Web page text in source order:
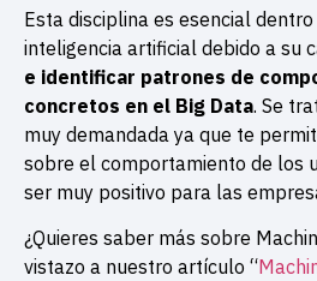
Esta disciplina es esencial
inteligencia artificial debido a su
e identificar patrones de
concretos en el Big Data. Se
muy demandada ya que te
sobre el comportamiento de los
ser muy positivo para las
¿Quieres saber más sobre
vistazo a nuestro artículo “